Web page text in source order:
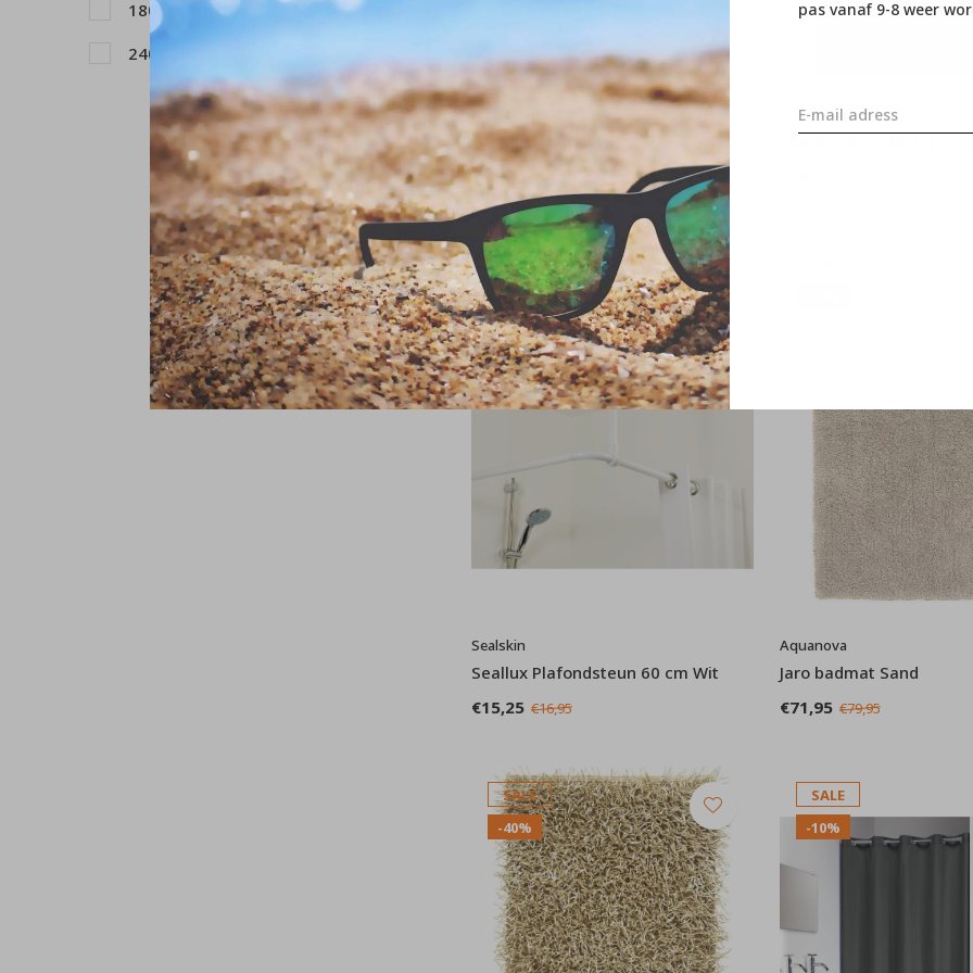
pas vanaf 9-8 weer
Aquanova
London Badmat Berk
€35,95
€39,95
Casilin
SALE
-10%
Sealskin
Seallux Plafondsteun 60 cm Wit
€15,25 €16,95
Aquanova
Jaro badmat Sand
€71,95 €79,95
SALE
-40%
SALE
-10%
180x200cm (bxh)
(26)
240x200cm (bxh)